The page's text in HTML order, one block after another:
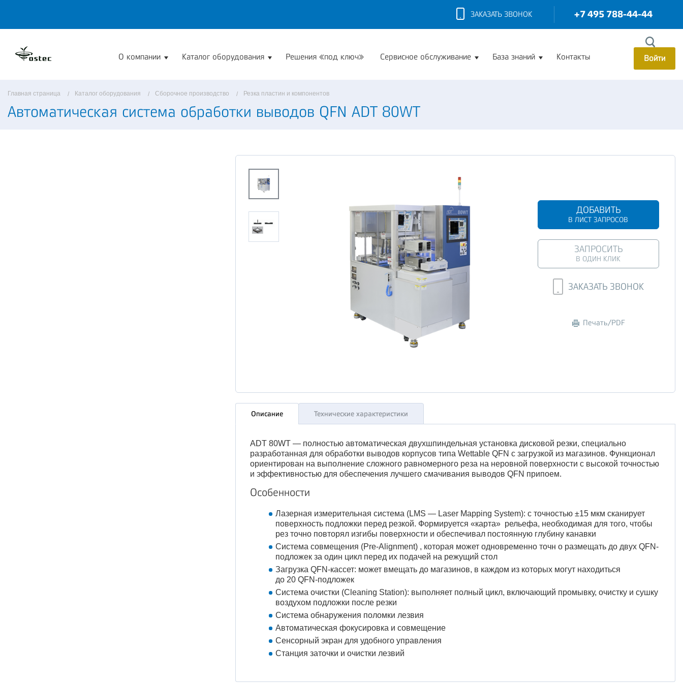
ЗАКАЗАТЬ ЗВОНОК +7 495 788-44-44
О компании Каталог оборудования Решения «под ключ» Сервисное обслуживание База знаний Контакты Войти
Главная страница Каталог оборудования Сборочное производство Резка пластин и компонентов
Автоматическая система обработки выводов QFN ADT 80WT
ДОБАВИТЬ
В ЛИСТ ЗАПРОСОВ
ЗАПРОСИТЬ
В ОДИН КЛИК
ЗАКАЗАТЬ ЗВОНОК
Печать/PDF
Описание Технические характеристики
ADT 80WT — полностью автоматическая двухшпиндельная установка дисковой резки, специально
разработанная для обработки выводов корпусов типа Wettable QFN с загрузкой из магазинов. Функционал
ориентирован на выполнение сложного равномерного реза на неровной поверхности с высокой точностью
и эффективностью для обеспечения лучшего смачивания выводов QFN припоем.
Особенности
Лазерная измерительная система (LMS — Laser Mapping System): с точностью ±15 мкм сканирует
поверхность подложки перед резкой. Формируется «карта» рельефа, необходимая для того, чтобы
рез точно повторял изгибы поверхности и обеспечивал постоянную глубину канавки
Система совмещения (Pre-Alignment) , которая может одновременно точн о размещать до двух QFN-
подложек за один цикл перед их подачей на режущий стол
Загрузка QFN-кассет: может вмещать до магазинов, в каждом из которых могут находиться
до 20 QFN-подложек
Система очистки (Cleaning Station): выполняет полный цикл, включающий промывку, очистку и сушку
воздухом подложки после резки
Система обнаружения поломки лезвия
Автоматическая фокусировка и совмещение
Сенсорный экран для удобного управления
Станция заточки и очистки лезвий